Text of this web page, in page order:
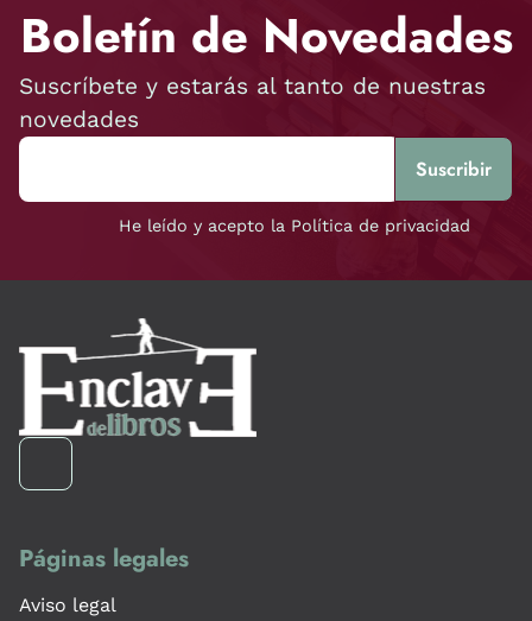
Boletín de Novedades
Suscríbete y estarás al tanto de nuestras
novedades
He leído y acepto la Política de privacidad
Páginas legales
Aviso legal